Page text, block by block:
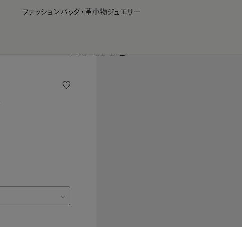
ファッション バッグ・革小物ジュエリー